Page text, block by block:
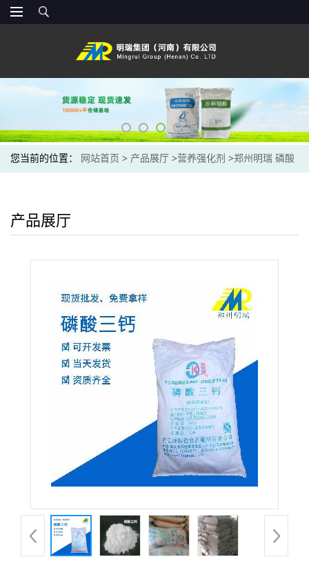
您当前的位置： 网站首页 > 产品展厅 >营养强化剂 >郑州明瑞 磷酸
产品展厅